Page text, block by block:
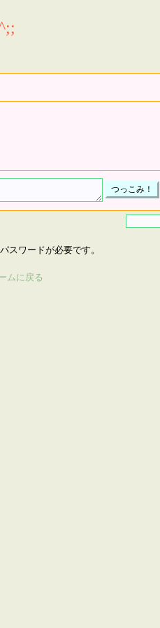
スワードが必要です。
ムに戻る